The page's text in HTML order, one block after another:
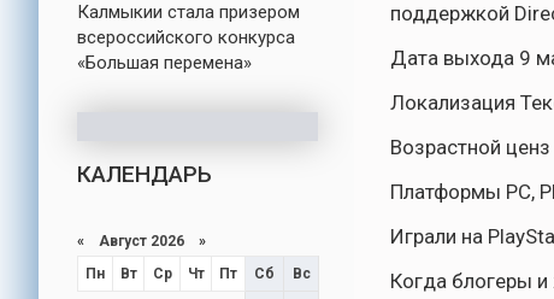
Калмыкии стала призером
всероссийского конкурса
«Большая перемена»
КАЛЕНДАРЬ
« Август 2026 »
Пн
Вт Ср Чт Пт Сб Вс
поддержкой
Дата выхода 9
Локализация
Возрастной
Платформы PC,
Играли на
Когда блогеры